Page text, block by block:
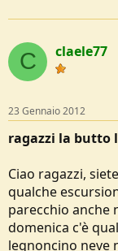
C claele77
23 Gennaio 2012
ragazzi la butto
Ciao ragazzi,
qualche
parecchio anche
domenica c'è
legnoncino neve